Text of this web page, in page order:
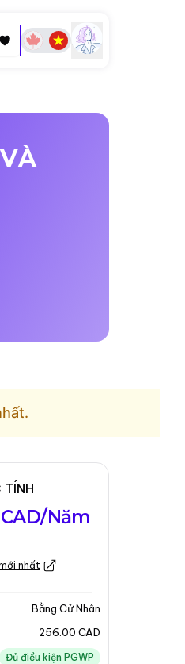
TÍNH
Năm
nhất
Bằng Cử Nhân
256.00 CAD
Đủ điều kiện PGWP